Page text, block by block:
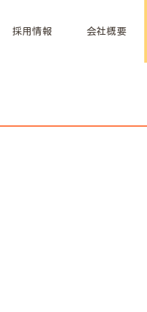
採用情報 会社概要